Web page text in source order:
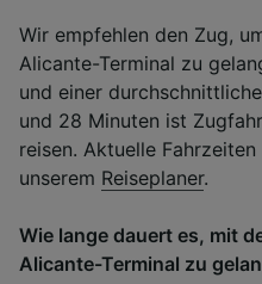
Wir empfehlen den Zug,
Alicante-Terminal zu
und einer
und 28 Minuten ist
reisen. Aktuelle
unserem Reiseplaner.
Wie lange dauert es, mit
Alicante-Terminal zu